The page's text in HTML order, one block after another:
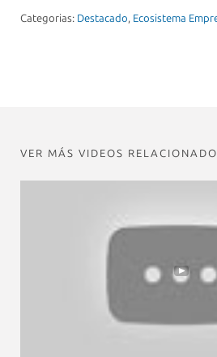
Categorias: Destacado, Ecosistema
VER MÁS VIDEOS